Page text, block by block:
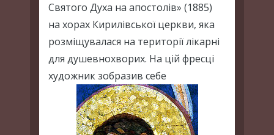
Святого Духа на апостолів» (1885)
на хорах Кирилівської церкви, яка
розміщувалася на території лікарні
для душевнохворих. На цій фресці
художник зобразив себе